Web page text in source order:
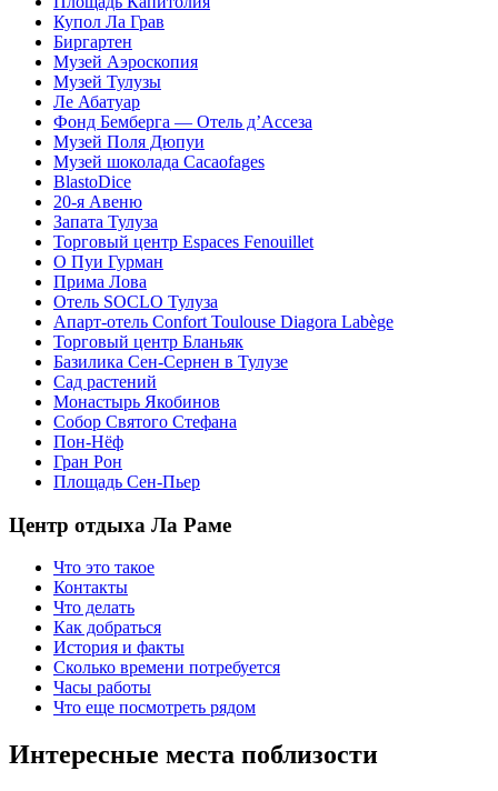
Купол Ла Грав
Биргартен
Музей Аэроскопия
Музей Тулузы
Ле Абатуар
Фонд Бемберга — Отель д’Ассеза
Музей Поля Дюпуи
Музей шоколада Cacaofages
BlastoDice
20-я Авеню
Запата Тулуза
Торговый центр Espaces Fenouillet
О Пуи Гурман
Прима Лова
Отель SOCLO Тулуза
Апарт-отель Confort Toulouse Diagora Labège
Торговый центр Бланьяк
Базилика Сен-Сернен в Тулузе
Сад растений
Монастырь Якобинов
Собор Святого Стефана
Пон-Нёф
Гран Рон
Площадь Сен-Пьер
Центр отдыха Ла Раме
Что это такое
Контакты
Что делать
Как добраться
История и факты
Сколько времени потребуется
Часы работы
Что еще посмотреть рядом
Интересные места поблизости